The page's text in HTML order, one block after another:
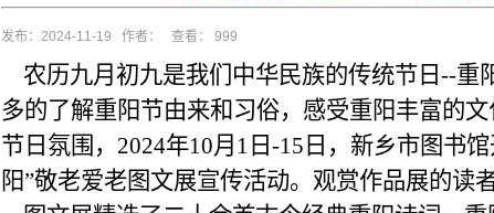
发布：2024-11-19 作者： 查看： 999
农历九月初九是我们中华民族的传统节日 --重
多的了解重阳节由来和习俗，感受重阳丰富的
节日氛围， 2024年10月1日-15日，新乡市图书
阳”敬老爱老图文展宣传活动。观赏作品展的读